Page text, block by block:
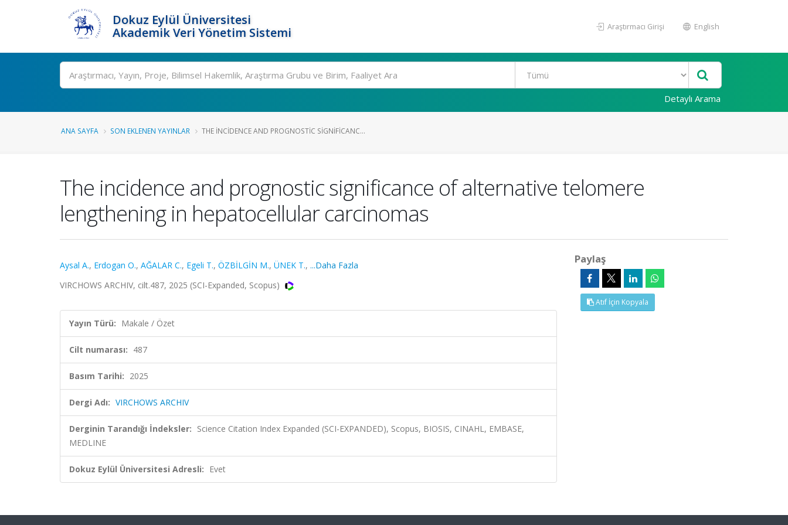
Dokuz Eylül Üniversitesi
Akademik Veri Yönetim Sistemi
Araştırmacı Girişi English
Ara
Detaylı Arama
ANA SAYFA SON EKLENEN YAYINLAR THE INCIDENCE AND PROGNOSTIC SIGNIFICANC...
The incidence and prognostic significance of alternative telomere
lengthening in hepatocellular carcinomas
Aysal A., Erdogan O., AĞALAR C., Egeli T., ÖZBİLGİN M., ÜNEK T., ...Daha Fazla
VIRCHOWS ARCHIV, cilt.487, 2025 (SCI-Expanded, Scopus)
Yayın Türü: Makale / Özet
Cilt numarası: 487
Basım Tarihi: 2025
Dergi Adı: VIRCHOWS ARCHIV
Derginin Tarandığı İndeksler: Science Citation Index Expanded (SCI-EXPANDED), Scopus, BIOSIS, CINAHL, EMBASE,
MEDLINE
Dokuz Eylül Üniversitesi Adresli: Evet
Paylaş
Atıf İçin Kopyala